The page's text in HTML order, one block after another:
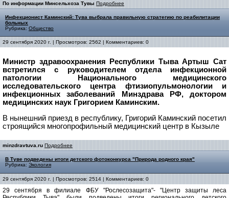
По информации Минсельхоза Тувы Подробнее
Инфекционист Каминский: Тува выбрала правильную стратегию по реабилитации
больных
Рубрика: Общество
29 сентября 2020 г. | Просмотров: 2562 | Комментариев: 0
Министр здравоохранения Республики Тыва Артыш Сат
встретился с руководителем отдела инфекционной
патологии Национального медицинского
исследовательского центра фтизиопульмонологии и
инфекционных заболеваний Минздрава РФ, доктором
медицинских наук Григорием Каминским.
В нынешний приезд в республику, Григорий Каминский посетил
строящийся многопрофильный медицинский центр в Кызыле
minzdravtuva.ru Подробнее
В Туве подведены итоги детского фотоконкурса "Природа родного края"
Рубрика: Экология
29 сентября 2020 г. | Просмотров: 2514 | Комментариев: 0
29 сентября в филиале ФБУ "Рослесозащита"- "Центр защиты леса